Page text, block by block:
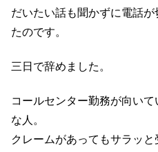
だいたい話も聞かずに電話
たのです。
三日で辞めました。
コールセンター勤務が向い
な人。
クレームがあってもサラッ